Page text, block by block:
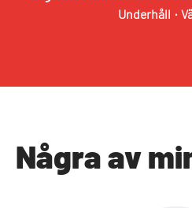
Underhåll ·
Några av